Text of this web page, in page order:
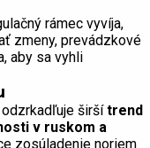
rámec vyvíja,
zmeny, prevádzkové
aby sa vyhli
širšítrend
v ruskom a
zosúladenie noriem